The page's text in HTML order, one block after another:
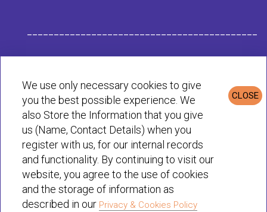
Politique de Confidentialité et de Cookies
© Habit 2001-2025 All rights reserved
CLOSE
We use only necessary cookies to give
you the best possible experience. We
also Store the Information that you give
us (Name, Contact Details) when you
register with us, for our internal records
and functionality. By continuing to visit our
website, you agree to the use of cookies
and the storage of information as
described in our Privacy & Cookies Policy